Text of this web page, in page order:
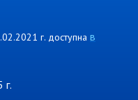
г. доступна в
г.